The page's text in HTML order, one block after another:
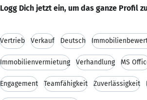
Logg Dich jetzt ein, um das ganze Profil
Vertrieb Verkauf Deutsch
Immobilienvermietung Verhandlung MS
Engagement Teamfähigkeit Zuverlässigkeit